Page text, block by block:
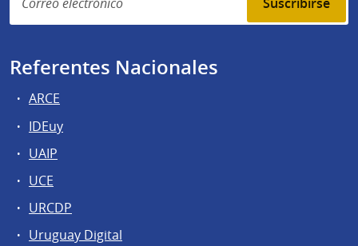
Referentes Nacionales
ARCE
IDEuy
UAIP
UCE
URCDP
Uruguay Digital